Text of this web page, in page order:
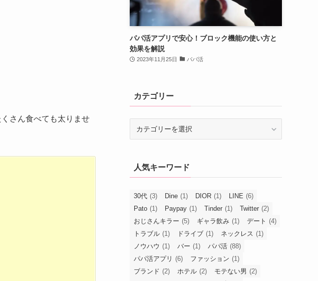
さん食べても太りませ
パパ活アプリで安心！ブロック機能の使い方と
効果を解説
2023年11月25日 パパ活
カテゴリー
ー人気キーワード
30代 (3) Dine (1) DIOR (1) LINE (6)
Pato (1) Paypay (1) Tinder (1) Twitter (2)
おじさんキラー (5) ギャラ飲み (1) デート (4)
トラブル (1) ドライブ (1) ネックレス (1)
ノウハウ (1) バー (1) パパ活 (88)
パパ活アプリ (6) ファッション (1)
ブランド (2) ホテル (2) モテない男 (2)